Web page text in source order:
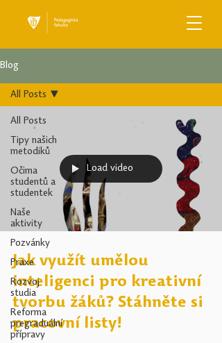
Blog
All Posts
Tipy našich
metodiků
Očima
studentů a
studentek
Naše
aktivity
Pozvánky
Praxe
Rozvoj
studia
Reforma
pregraduální
přípravy
All Posts
Load video
Jak využít umělou
inteligenci pro kreativní
tvorbu žáků? Stáhněte si
pracovní listy!